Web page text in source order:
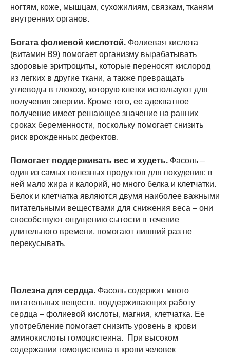
ногтям, коже, мышцам, сухожилиям, связкам, тканям
внутренних органов.
Богата фолиевой кислотой. Фолиевая кислота
(витамин B9) помогает организму вырабатывать
здоровые эритроциты, которые переносят кислород
из легких в другие ткани, а также превращать
углеводы в глюкозу, которую клетки используют для
получения энергии. Кроме того, ее адекватное
получение имеет решающее значение на ранних
сроках беременности, поскольку помогает снизить
риск врожденных дефектов.
Помогает поддерживать вес и худеть. Фасоль –
один из самых полезных продуктов для похудения: в
ней мало жира и калорий, но много белка и клетчатки.
Белок и клетчатка являются двумя наиболее важными
питательными веществами для снижения веса – они
способствуют ощущению сытости в течение
длительного времени, помогают лишний раз не
перекусывать.
Полезна для сердца. Фасоль содержит много
питательных веществ, поддерживающих работу
сердца – фолиевой кислоты, магния, клетчатка. Ее
употребление помогает снизить уровень в крови
аминокислоты гомоцистеина. При высоком
содержании гомоцистеина в крови человек